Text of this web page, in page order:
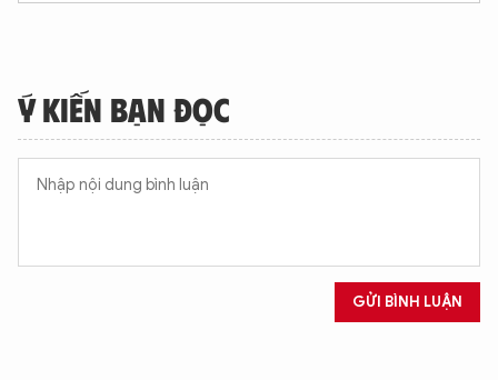
Ý KIẾN BẠN ĐỌC
GỬI BÌNH LUẬN
Hãy hỏi tôi bất kỳ điều gì bạn cần biết về
An Ninh Thủ Đô nhé. Tôi sẵn sàng hỗ trợ!